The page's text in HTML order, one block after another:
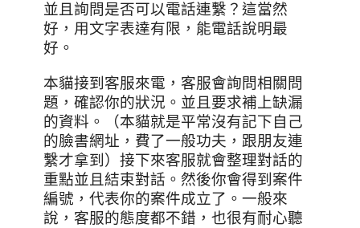
並且詢問是否可以電話連繫？這當然
好，用文字表達有限，能電話說明最
好。
本貓接到客服來電，客服會詢問相關問
題，確認你的狀況。並且要求補上缺漏
的資料。（本貓就是平常沒有記下自己
的臉書網址，費了一般功夫，跟朋友連
繫才拿到）接下來客服就會整理對話的
重點並且結束對話。然後你會得到案件
編號，代表你的案件成立了。一般來
說，客服的態度都不錯，也很有耐心聽